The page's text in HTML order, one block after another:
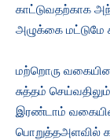
காட்டுவதற்காக
அழுக்கை மட்டுமே
மற்றொரு
சுத்தம்
இரண்டாம்
பொறுத்தஅளவில்